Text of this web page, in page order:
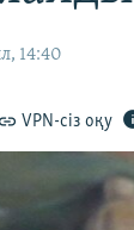
14:40
VPN-сіз оқу